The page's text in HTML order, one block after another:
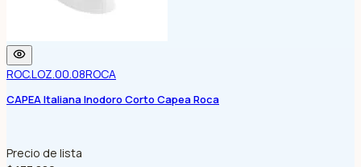
ROC.LOZ.00.08ROCA
CAPEA Italiana Inodoro Corto Capea Roca
Precio de lista